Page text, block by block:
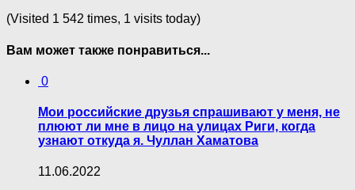
(Visited 1 542 times, 1 visits today)
Вам может также понравиться...
0
Мои российские друзья спрашивают у меня, не
плюют ли мне в лицо на улицах Риги, когда
узнают откуда я. Чуллан Хаматова
11.06.2022